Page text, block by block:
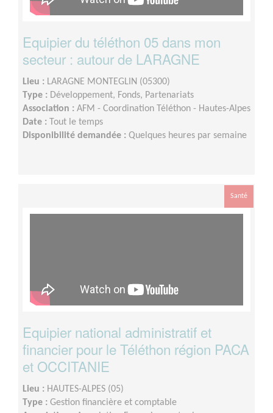
Equipier du téléthon 05 dans mon
secteur : autour de LARAGNE
Lieu : LARAGNE MONTEGLIN (05300)
Type : Développement, Fonds, Partenariats
Association : AFM - Coordination Téléthon - Hautes-Alpes
Date :
Tout le temps
Disponibilité demandée : Quelques heures par semaine
Santé
Equipier national administratif et
financier pour le Téléthon région PACA
et OCCITANIE
Lieu : HAUTES-ALPES (05)
Type : Gestion financière et comptable